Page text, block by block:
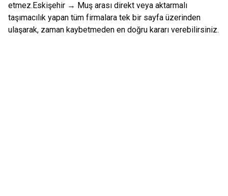
etmez.Eskişehir → Muş arası direkt veya aktarmalı
taşımacılık yapan tüm firmalara tek bir sayfa üzerinden
ulaşarak, zaman kaybetmeden en doğru kararı verebilirsiniz.